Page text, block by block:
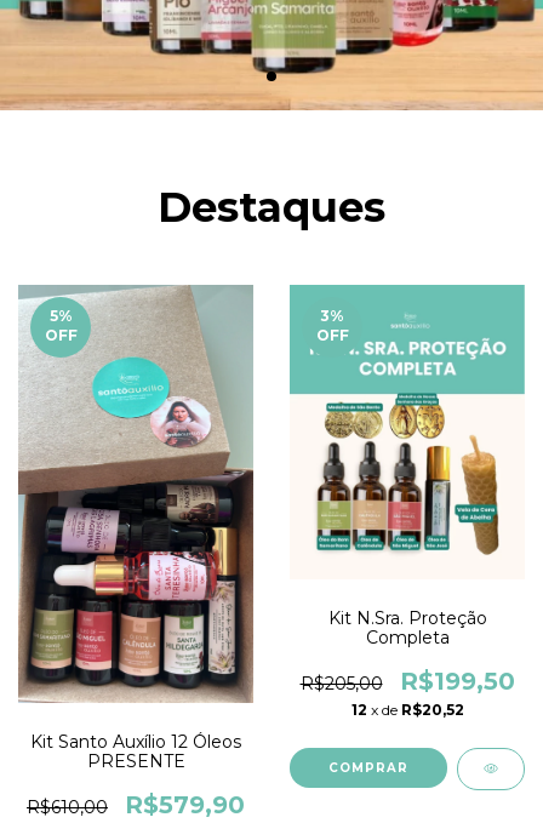
Destaques
5%
OFF
Kit Santo Auxílio 12 Óleos
PRESENTE
R$610,00 R$579,90
3%
OFF
Kit N.Sra. Proteção
Completa
R$205,00 R$199,50
12 x de R$20,52